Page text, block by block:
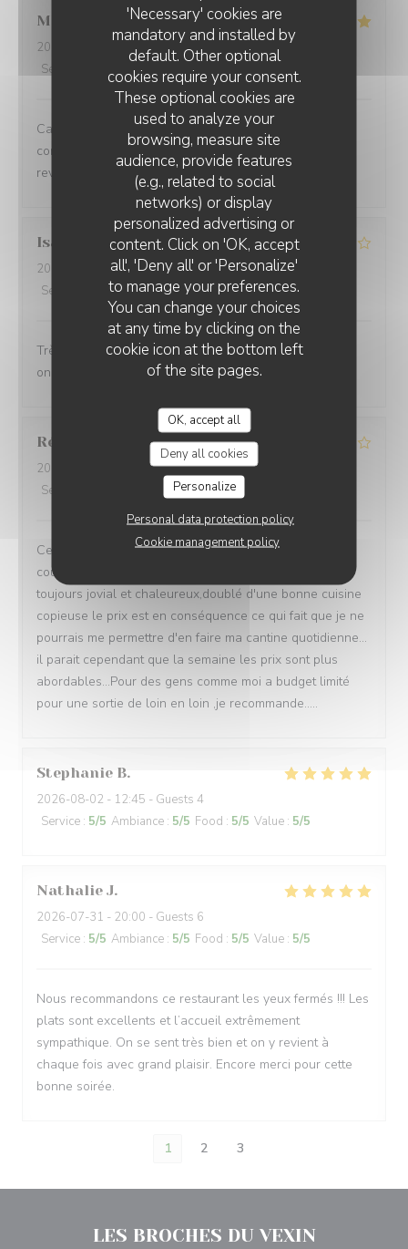
'Necessary' cookies are
mandatory and installed by
default. Other optional
cookies require your consent.
These optional cookies are
used to analyze your
browsing, measure site
audience, provide features
(e.g., related to social
networks) or display
personalized advertising or
content. Click on 'OK, accept
all', 'Deny all' or 'Personalize'
to manage your preferences.
You can change your choices
at any time by clicking on the
cookie icon at the bottom left
of the site pages.
OK, accept all
Deny all cookies
Personalize
Personal data protection policy
Cookie management policy
Marie-Anne O
2026-08-05
- 12:30 - Guests 6
Service
Ambiance : Food 5 /5 5
Cadre très agréable, accueil personnalisé et contact
convivial. Les plats proposés sont faits maison. Nous
reviendrons
Isabelle
2026-08-02
- 12:30 - Guests 2
Service
Ambiance: 4 /5 Food: 4/5 Value: 4
Très bon accueil les plats sont généreux et gourmands
on adore
Réthoré
2026-08-01
- 20:00 - Guests 2
Service
4/5 Food:4
Cela fait maintenant 4 ou 5 fois que je vais diner en
couple le samedi soir dans ce restaurant l'acceuille
toujours jovial et chaleureux,doublé d'une bonne cuisine
copieuse le prix est en conséquence ce qui fait que je ne
pourrais me permettre d'en faire ma cantine quotidienne...
il parait cependant que la semaine les prix sont plus
abordables...Pour des gens comme moi a budget limité
pour une sortie de loin en loin ,je recommande.....
Stephanie B
2026-08-02 - 12:45 - Guests 4
Service : 5/5 Ambiance : 5/5 Food : 5/5 Value : 5/5
Nathalie J
2026-07-31 - 20:00 - Guests 6
Service : 5/5 Ambiance : 5/5 Food : 5/5 Value : 5/5
Nous recommandons ce restaurant les yeux fermés !!! Les
plats sont excellents et l’accueil extrêmement
sympathique. On se sent très bien et on y revient à
chaque fois avec grand plaisir. Encore merci pour cette
bonne soirée.
1 2 3
LES BROCHES DU VEXIN